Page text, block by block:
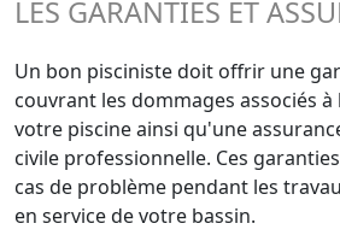
LES GARANTIES ET
Un bon pisciniste doit offrir une
couvrant les dommages associés
votre piscine ainsi qu'une
civile professionnelle. Ces
cas de problème pendant les
en service de votre bassin.